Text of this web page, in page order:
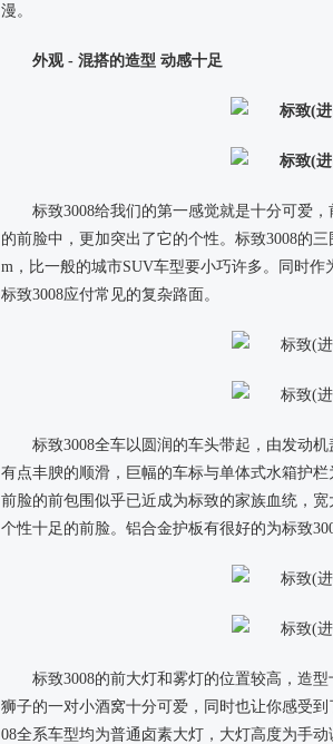
漫。
外观 - 混搭的造型 动感十足
标致3008给我们的第一感觉就是十分可爱
的前脸中，更加突出了它的个性。标致3008的
m，比一般的城市SUV车型要小巧许多。同时
标致3008应付常见的复杂路面。
标致3008全车以圆润的车头带起，由发动
有点丰腴的顺滑，巨幅的车标与单体式水箱护
前脸的前包围似乎已近成为标致的家族血统，
个性十足的前脸。铝合金护板有很好的为标致
标致3008的前大灯和雾灯的位置较高，造
狮子的一对小酒窝十分可爱，同时也让你感受
08全系车型均为普通卤素大灯，大灯高度为手动